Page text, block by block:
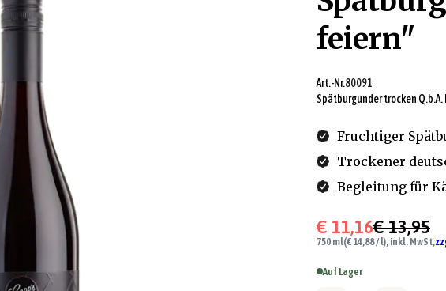
feiern"
Art.-Nr.80091
Spätburgunder trocken
Fruchtiger
Trockener
Begleitung für
€ 11,16€ 13,95
750 ml(€ 14,88 / l), inkl. MwSt,
Auf Lager